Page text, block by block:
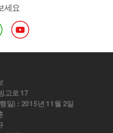
세요
고로 17
일) : 2015년 11월 2일